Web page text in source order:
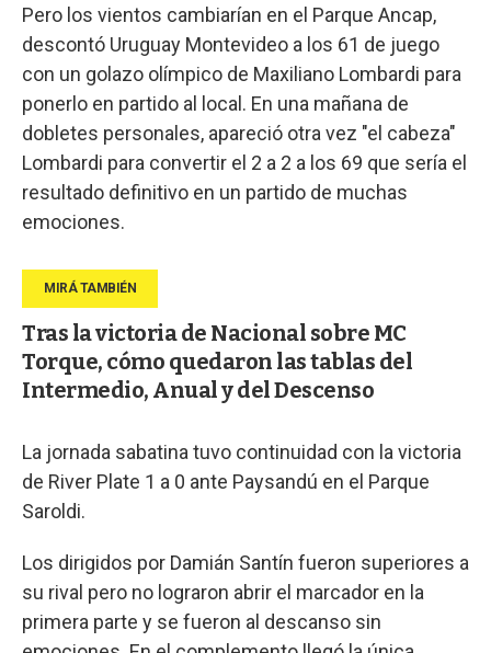
Pero los vientos cambiarían en el Parque Ancap,
descontó Uruguay Montevideo a los 61 de juego
con un golazo olímpico de Maxiliano Lombardi para
ponerlo en partido al local. En una mañana de
dobletes personales, apareció otra vez "el cabeza"
Lombardi para convertir el 2 a 2 a los 69 que sería el
resultado definitivo en un partido de muchas
emociones.
Tras la victoria de Nacional sobre MC
Torque, cómo quedaron las tablas del
Intermedio, Anual y del Descenso
La jornada sabatina tuvo continuidad con la victoria
de River Plate 1 a 0 ante Paysandú en el Parque
Saroldi.
Los dirigidos por Damián Santín fueron superiores a
su rival pero no lograron abrir el marcador en la
primera parte y se fueron al descanso sin